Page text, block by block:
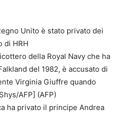
della Royal Navy che ha
del 1982, è accusato di
Virginia Giuffre quando
AFP] (AFP)
ha privato il principe Andrea